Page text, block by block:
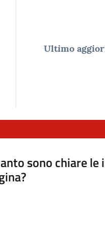
Ultimo
sono chiare